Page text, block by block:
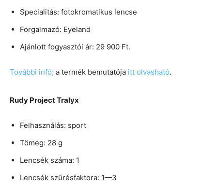
Specialitás: fotokromatikus lencse
Forgalmazó: Eyeland
Ajánlott fogyasztói ár: 29 900 Ft.
További infó; a termék bemutatója itt olvasható.
Rudy Project Tralyx
Felhasználás: sport
Tömeg: 28 g
Lencsék száma: 1
Lencsék szűrésfaktora: 1—3